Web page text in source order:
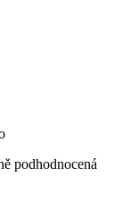
podhodnocená